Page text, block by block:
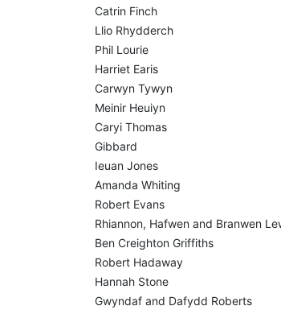
Catrin Finch
Llio Rhydderch
Phil Lourie
Harriet Earis
Carwyn Tywyn
Meinir Heuiyn
Caryi Thomas
Gibbard
Ieuan Jones
Amanda Whiting
Robert Evans
Rhiannon, Hafwen and Branwen
Ben Creighton Griffiths
Robert Hadaway
Hannah Stone
Gwyndaf and Dafydd Roberts